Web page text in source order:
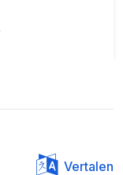
Vertalen